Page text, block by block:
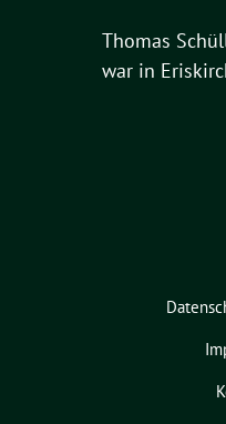
Thomas
war in